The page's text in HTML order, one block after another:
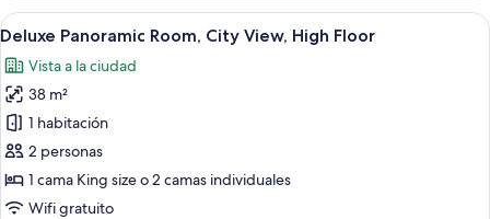
City
View
Ver
todas
las
fotos
de
Deluxe
Panoramic
Room,
Una habitación de hotel moderna
6
Deluxe Panoramic Room, City View, High Floor
Vista a la ciudad
38 m²
1 habitación
2 personas
1 cama King size o 2 camas individuales
Wifi gratuito